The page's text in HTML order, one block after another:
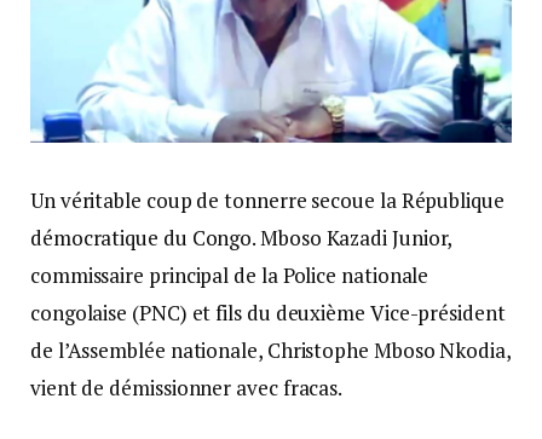
Un véritable coup de tonnerre secoue la République
démocratique du Congo. Mboso Kazadi Junior,
commissaire principal de la Police nationale
congolaise (PNC) et fils du deuxième Vice-président
de l’Assemblée nationale, Christophe Mboso Nkodia,
vient de démissionner avec fracas.